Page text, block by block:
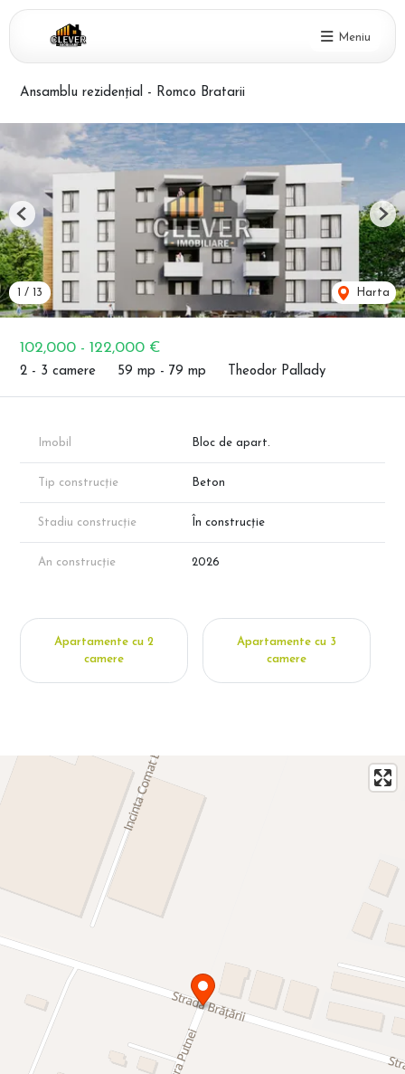
Meniu
Ansamblu rezidențial - Romco Bratarii
102,000 - 122,000 €
2 - 3 camere 59 mp - 79 mp Theodor Pallady
1 / 13 Harta
Previous
Imobil Bloc de apart.
Tip construcție Beton
Stadiu construcție În construcție
An construcție 2026
Apartamente cu 2
camere
Apartamente cu 3
camere